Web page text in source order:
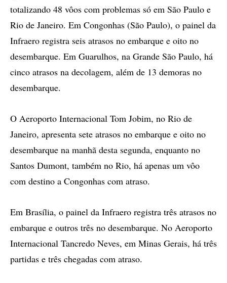
totalizando 48 vôos com problemas só em São Paulo e
Rio de Janeiro. Em Congonhas (São Paulo), o painel da
Infraero registra seis atrasos no embarque e oito no
desembarque. Em Guarulhos, na Grande São Paulo, há
cinco atrasos na decolagem, além de 13 demoras no
desembarque.
O Aeroporto Internacional Tom Jobim, no Rio de
Janeiro, apresenta sete atrasos no embarque e oito no
desembarque na manhã desta segunda, enquanto no
Santos Dumont, também no Rio, há apenas um vôo
com destino a Congonhas com atraso.
Em Brasília, o painel da Infraero registra três atrasos no
embarque e outros três no desembarque. No Aeroporto
Internacional Tancredo Neves, em Minas Gerais, há três
partidas e três chegadas com atraso.